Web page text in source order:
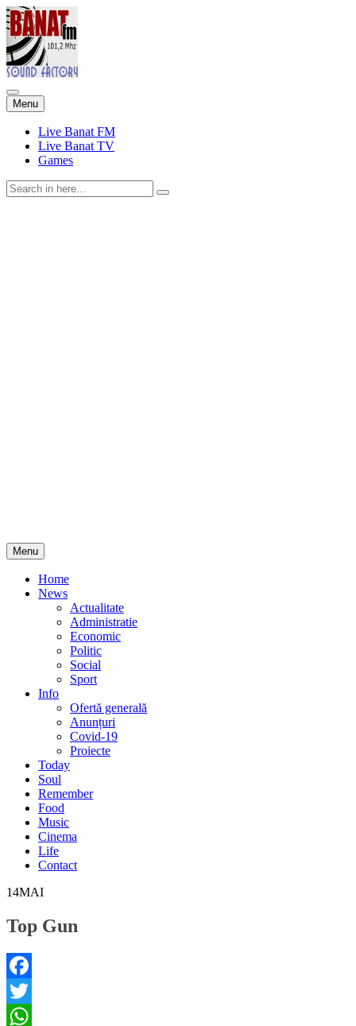
Menu Skip
to
content
Live Banat FM
Live Banat TV
Games
Search
for:
Menu Skip
to
content
Home
News
Actualitate
Administratie
Economic
Politic
Social
Sport
Info
Ofertă generală
Anunțuri
Covid-19
Proiecte
Today
Soul
Remember
Food
Music
Cinema
Life
Contact
14MAI
Top Gun
Facebook
Twitter